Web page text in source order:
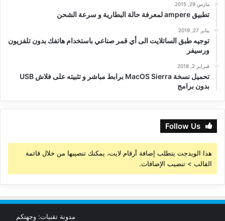
مارس 29, 2015
تطبيق ampere لمعرفة حالة البطارية و سرعة الشحن
يناير 27, 2019
توجيه طبق الساتلايت الى أي قمر صناعي باستخدام هاتفك بدون تلفزيون
ورسيفر
فبراير 2, 2018
تحميل نسخة MacOS Sierra برابط مباشر و تثبيته على فلاش USB
بدون برامج
Follow Us
هذا الويدجت يتطلب إضافة أرقام لايت، يمكنك تنصيبها من خلال قائمة
القالب > تنصيب الإضافات.
مدونة تقنيات: وجهتكم